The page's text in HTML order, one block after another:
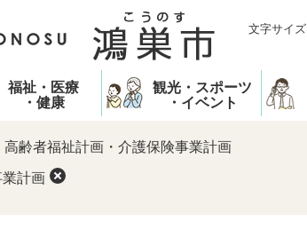
文字サイズ
福祉・医療
・健康
観光・スポーツ
・イベント
齢者福祉計画・介護保険事業計画
計画